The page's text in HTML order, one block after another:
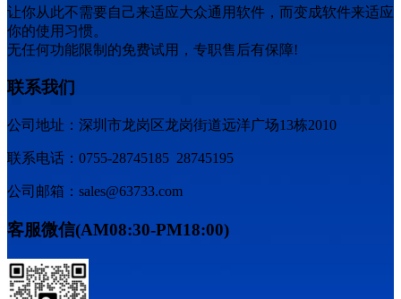
让你从此不需要自己来适应大众通用软件，而变成软件来适应
你的使用习惯。
无任何功能限制的免费试用，专职售后有保障!
联系我们
公司地址：深圳市龙岗区龙岗街道远洋广场13栋2010
联系电话：0755-28745185 28745195
公司邮箱：sales@63733.com
客服微信(AM08:30-PM18:00)